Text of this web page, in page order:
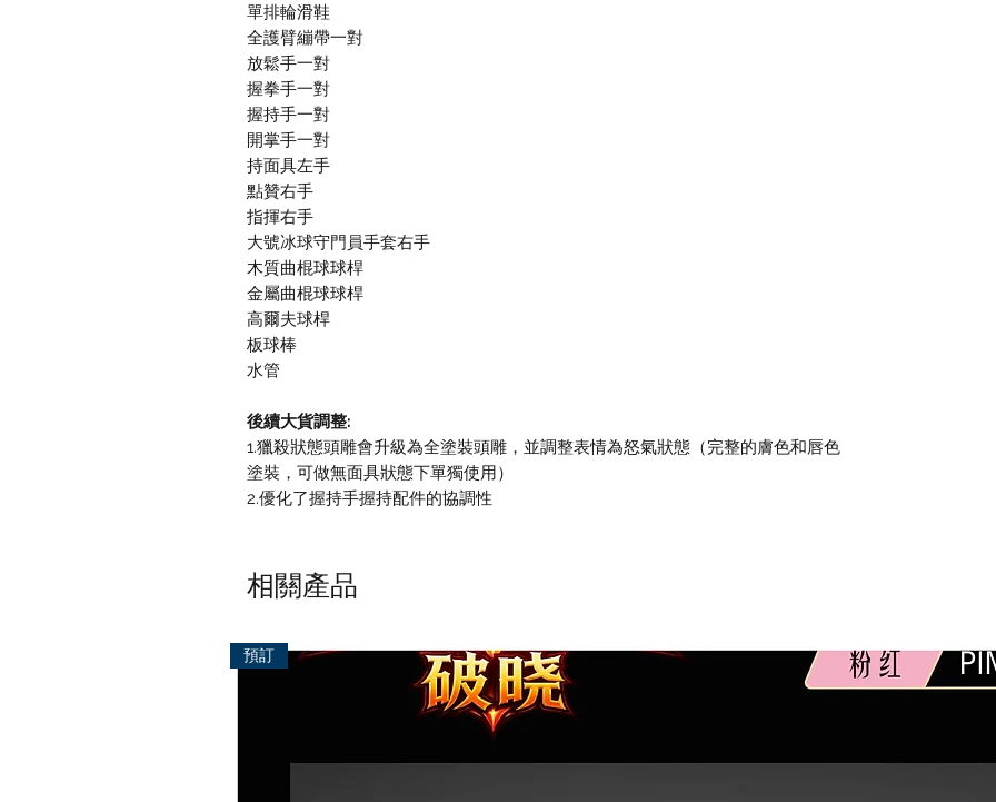
單排輪滑鞋
全護臂繃帶一對
放鬆手一對
握拳手一對
握持手一對
開掌手一對
持面具左手
點贊右手
指揮右手
大號冰球守門員手套右手
木質曲棍球球桿
金屬曲棍球球桿
高爾夫球桿
板球棒
水管
後續大貨調整:
1.獵殺狀態頭雕會升級為全塗裝頭雕，並調整表情為怒氣狀態（完整的膚色和唇色
塗裝，可做無面具狀態下單獨使用）
2.優化了握持手握持配件的協調性
相關產品
預訂